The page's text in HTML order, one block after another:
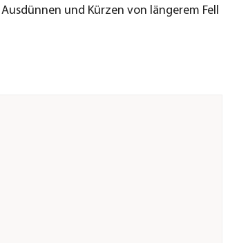
und Kürzen von längerem Fell